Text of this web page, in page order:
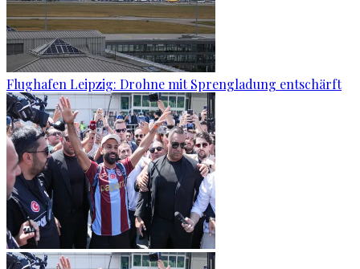
Flughafen Leipzig: Drohne mit Sprengladung entschärft